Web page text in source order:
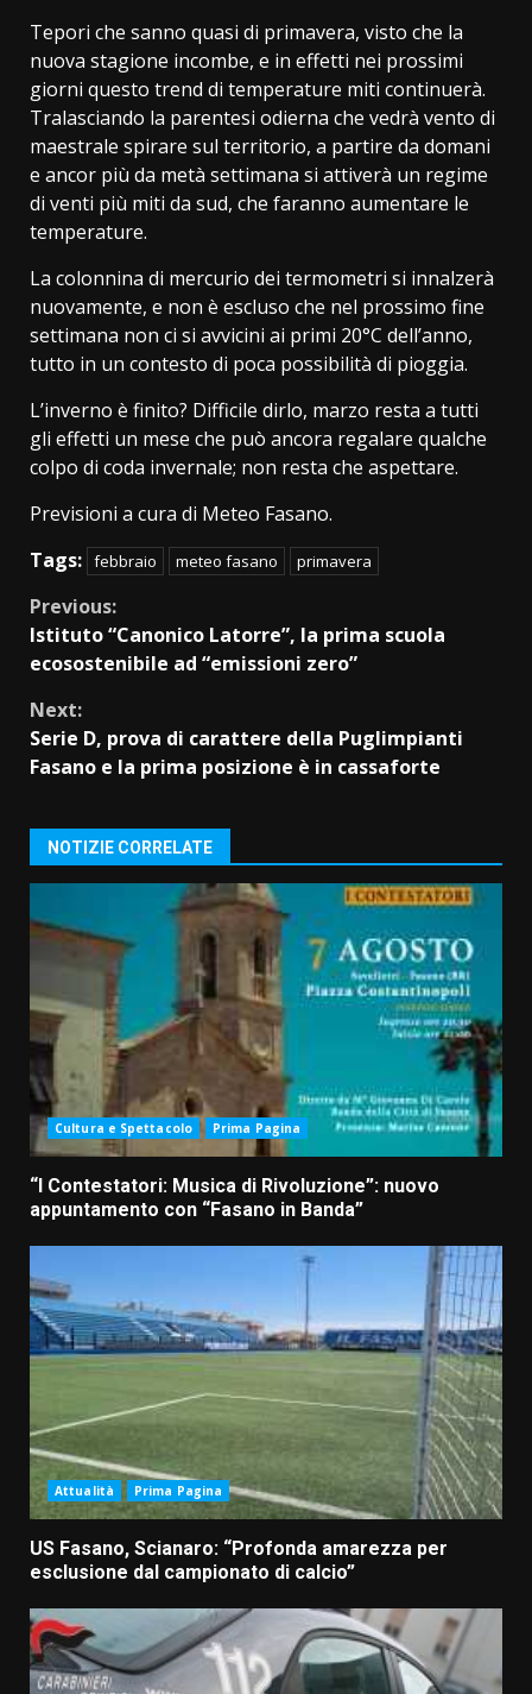
Tepori che sanno quasi di primavera, visto che la
nuova stagione incombe, e in effetti nei prossimi
giorni questo trend di temperature miti continuerà.
Tralasciando la parentesi odierna che vedrà vento di
maestrale spirare sul territorio, a partire da domani
e ancor più da metà settimana si attiverà un regime
di venti più miti da sud, che faranno aumentare le
temperature.
La colonnina di mercurio dei termometri si innalzerà
nuovamente, e non è escluso che nel prossimo fine
settimana non ci si avvicini ai primi 20°C dell’anno,
tutto in un contesto di poca possibilità di pioggia.
L’inverno è finito? Difficile dirlo, marzo resta a tutti
gli effetti un mese che può ancora regalare qualche
colpo di coda invernale; non resta che aspettare.
Previsioni a cura di Meteo Fasano.
Tags: febbraio meteo fasano primavera
Continue
Reading
Previous:
Istituto “Canonico Latorre”, la prima scuola
ecosostenibile ad “emissioni zero”
Next:
Serie D, prova di carattere della Puglimpianti
Fasano e la prima posizione è in cassaforte
NOTIZIE CORRELATE
Cultura e Spettacolo Prima Pagina
“I Contestatori: Musica di Rivoluzione”: nuovo
appuntamento con “Fasano in Banda”
Attualità Prima Pagina
US Fasano, Scianaro: “Profonda amarezza per
esclusione dal campionato di calcio”